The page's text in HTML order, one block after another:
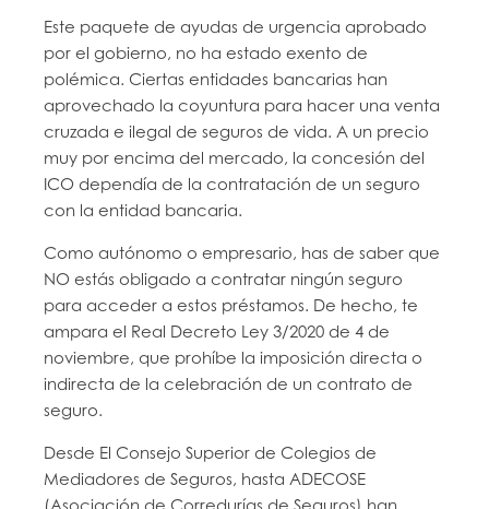
Este paquete de ayudas de urgencia aprobado
por el gobierno, no ha estado exento de
polémica. Ciertas entidades bancarias han
aprovechado la coyuntura para hacer una venta
cruzada e ilegal de seguros de vida​. A un precio
muy por encima del mercado, la concesión del
ICO dependía de la contratación de un seguro
con la entidad bancaria.
Como autónomo o empresario, has de saber que ​
NO estás obligado a contratar ningún seguro
para acceder a estos préstamos​. De hecho, te
ampara el Real Decreto Ley 3/2020 de 4 de
noviembre, que prohíbe la imposición directa o
indirecta de la celebración de un contrato de
seguro.
Desde El Consejo Superior de Colegios de
Mediadores de Seguros, hasta ADECOSE
(Asociación de Corredurías de Seguros) han